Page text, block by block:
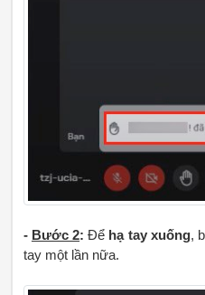
- Bước 2: Để hạ tay xuống,
tay một lần nữa.